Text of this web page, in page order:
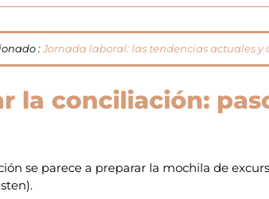
:Jornada laboral: las tendencias actuales y
la conciliación:
se parece a preparar la mochila de